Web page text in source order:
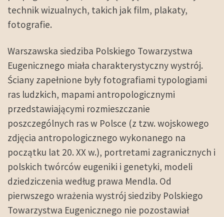
technik wizualnych, takich jak film, plakaty,
fotografie.
Warszawska siedziba Polskiego Towarzystwa
Eugenicznego miała charakterystyczny wystrój.
Ściany zapełnione były fotografiami typologiami
ras ludzkich, mapami antropologicznymi
przedstawiającymi rozmieszczanie
poszczególnych ras w Polsce (z tzw. wojskowego
zdjęcia antropologicznego wykonanego na
początku lat 20. XX w.), portretami zagranicznych i
polskich twórców eugeniki i genetyki, modeli
dziedziczenia według prawa Mendla. Od
pierwszego wrażenia wystrój siedziby Polskiego
Towarzystwa Eugenicznego nie pozostawiał